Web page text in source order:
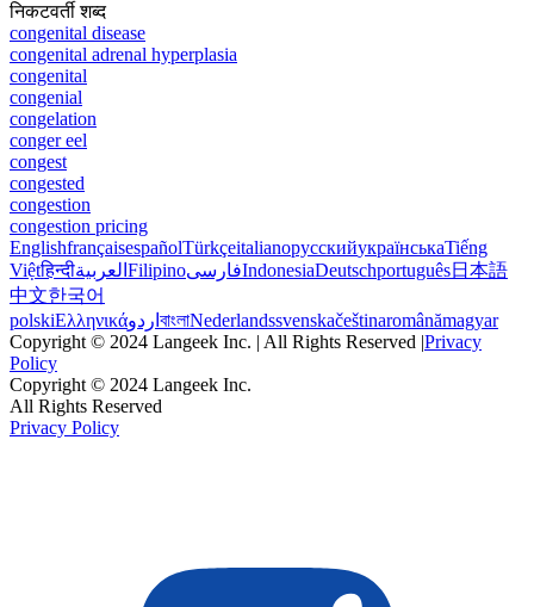
निकटवर्ती शब्द
congenital disease
congenital adrenal hyperplasia
congenital
congenial
congelation
conger eel
congest
congested
congestion
congestion pricing
EnglishfrançaisespañolTürkçeitalianoрусскийукраїнськаTiếng
Việtहिन्दीالعربية FilipinoفارسیIndonesiaDeutschportuguês日本語
中文한국어
polskiΕλληνικάاردو বাংলাNederlandssvenskačeštinaromânămagyar
Copyright © 2024 Langeek Inc. | All Rights Reserved |Privacy
Policy
Copyright © 2024 Langeek Inc.
All Rights Reserved
Privacy Policy